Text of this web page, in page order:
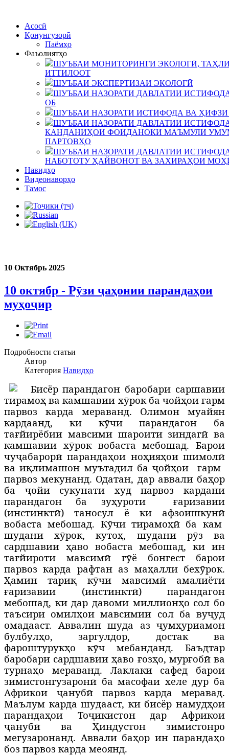
Асосӣ
Қонунгузорӣ
Паёмҳо
Фаъолиятҳо
ШУЪБАИ МОНИТОРИНГИ ЭКОЛОГӢ,
ИТТИЛООТ
ШУЪБАИ ЭКСПЕРТИЗАИ ЭКОЛОГӢ
ШУЪБАИ НАЗОРАТИ ДАВЛАТИИ
ОБ
ШУЪБАИ НАЗОРАТИ ИСТИФОДА ВА
ШУЪБАИ НАЗОРАТИ ДАВЛАТИИ
КАНДАНИҲОИ ФОИДАНОКИ МАЪМУЛИ
ПАРТОВҲО
ШУЪБАИ НАЗОРАТИ ДАВЛАТИИ
НАБОТОТУ ҲАЙВОНОТ ВА ЗАХИРАҲОИ
Навидҳо
Видеонаворҳо
Тамос
10 Октябрь 2025
10 октябр - Рӯзи ҷаҳонии парандаҳои
муҳоҷир
Подробности статьи
Автор
Категория Навидҳо
Бисёр парандагон баробари саршавии
тирамоҳ ва камшавии хӯрок ба чойҳои гарм
парвоз карда мераванд. Олимон муайян
кардаанд, ки кӯчи парандагон ба
тағйирёбии мавсими шароити зиндагӣ ва
камшавии хӯрок вобаста мебошад. Барои
чуҷабарорӣ парандаҳои ноҳияҳои шимолӣ
ва иқлимашон муътадил баҷойҳои
гарм
парвоз мекунанд. Одатан, дар аввали баҳор
ба ҷойи сукунати худ парвоз кардани
парандагон ба зуҳуроти ғаризавии
(инстинктӣ) таносул ё ки афзоишкунӣ
вобаста мебошад. Кӯчи тирамоҳӣ ба кам
шудани хӯрок, кутоҳ, шудани рӯз ва
сардшавии ҳаво вобаста мебошад, ки ин
тағйироти мавсимӣ гӯё бонгест барои
парвоз карда рафтан аз маҳалли бехӯрок.
Ҳамин тариқ кӯчи мавсимӣамалиёти
ғаризавии (инстинктӣ) парандагон
мебошад, ки дар давоми миллионҳо сол бо
таъсири омилҳои мавсимии сол ба вуҷуд
омадааст. Аввалин шуда аз ҷумҳуриамон
булбулҳо, заргулдор, достак ва
фароштурукҳо кӯч мебанданд. Баъдтар
баробари сардшавии ҳаво ғозҳо, мурғобӣ ва
турнаҳо мераванд. Лаклаки сафед барои
зимистонгузаронӣ ба масофаи хеле дур ба
Африкои ҷанубӣпарвоз карда меравад.
Маълум карда шудааст, ки бисёр намудҳои
парандаҳои Тоҷикистон дар Африкои
ҷанубӣ ва Ҳиндустон зимистонро
мегузаронанд. Аввали баҳор ин парандаҳо
боз парвоз карда меоянд.